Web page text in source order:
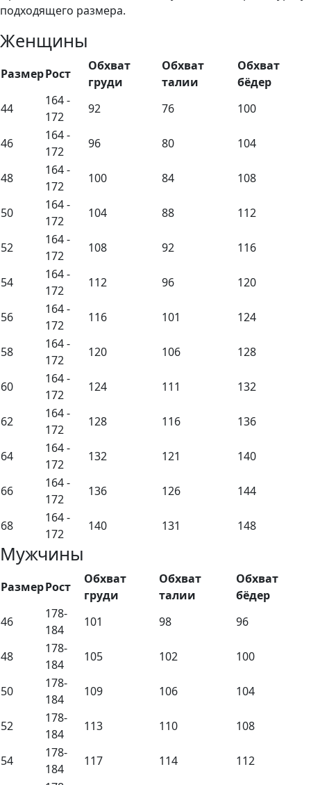
подходящего размера.
Женщины
РазмерРост
Обхват
груди
Обхват
талии
Обхват
бёдер
44
164 -
172
92 76 100
46
164 -
172
96 80 104
48
164 -
172
100 84 108
50
164 -
172
104 88 112
52
164 -
172
108 92 116
54
164 -
172
112 96 120
56
164 -
172
116 101 124
58
164 -
172
120 106 128
60
164 -
172
124 111 132
62
164 -
172
128 116 136
64
164 -
172
132 121 140
66
164 -
172
136 126 144
68
164 -
172
140 131 148
Мужчины
РазмерРост
Обхват
груди
Обхват
талии
Обхват
бёдер
46
178-
184
101 98 96
48
178-
184
105 102 100
50
178-
184
109 106 104
52
178-
184
113 110 108
54
178-
184
117 114 112